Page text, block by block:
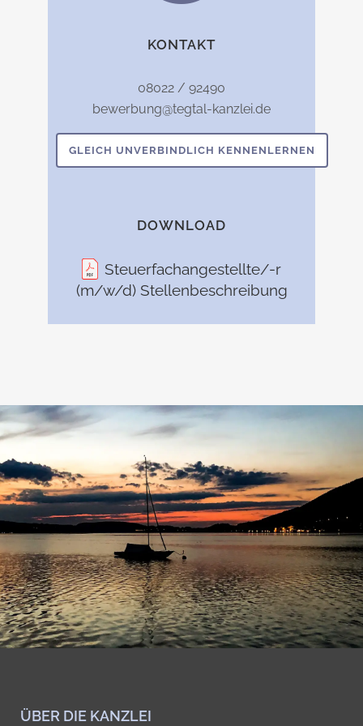
KONTAKT
08022 / 92490
bewerbung@tegtal-kanzlei.de
GLEICH UNVERBINDLICH KENNENLERNEN
DOWNLOAD
Steuerfachangestellte/-r
(m/w/d) Stellenbeschreibung
ÜBER DIE KANZLEI